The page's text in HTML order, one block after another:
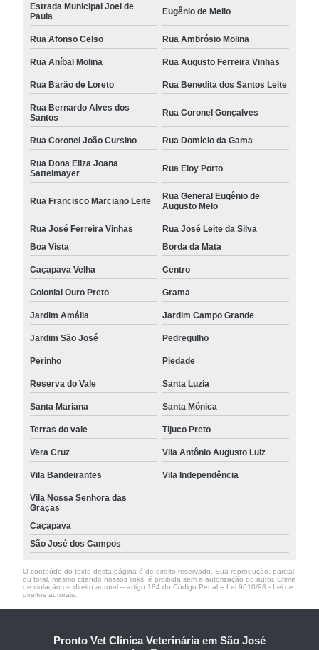
Estrada Municipal Joel de
Paula
Eugênio de Mello
Rua Afonso Celso Rua Ambrósio Molina
Rua Aníbal Molina Rua Augusto Ferreira Vinhas
Rua Barão de Loreto Rua Benedita dos Santos Leite
Rua Bernardo Alves dos
Santos
Rua Coronel Gonçalves
Rua Coronel João Cursino Rua Domício da Gama
Rua Dona Eliza Joana
Sattelmayer
Rua Eloy Porto
Rua Francisco Marciano Leite
Rua General Eugênio de
Augusto Melo
Rua José Ferreira Vinhas
Rua José Leite da Silva
Boa Vista
Borda da Mata
Caçapava Velha Centro
Colonial Ouro Preto Grama
Jardim Amália Jardim Campo Grande
Jardim São José Pedregulho
Perinho Piedade
Reserva do Vale Santa Luzia
Santa Mariana Santa Mônica
Terras do vale Tijuco Preto
Vera Cruz Vila Antônio Augusto Luiz
Vila Bandeirantes Vila Independência
Vila Nossa Senhora das
Graças
Caçapava
São José dos Campos
O conteúdo do texto desta página é de direito reservado. Sua reprodução, parcial
ou total, mesmo citando nossos links, é proibida sem a autorização do autor. Crime
de violação de direito autoral – artigo 184 do Código Penal – Lei 9610/98 - Lei de
direitos autorais
Pronto Vet Clínica Veterinária em São José